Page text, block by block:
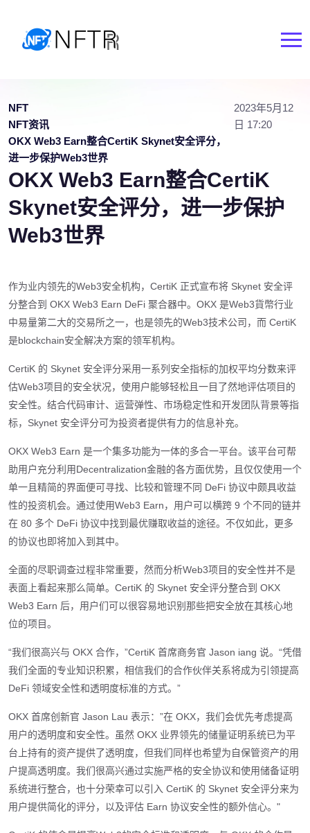
NFT
NFT资讯
OKX Web3 Earn整合CertiK Skynet安全评分，
进一步保护Web3世界
2023年5月12
日 17:20
OKX Web3 Earn整合CertiK
Skynet安全评分，进一步保护
Web3世界
作为业内领先的Web3安全机构，CertiK 正式宣布将 Skynet 安全评
分整合到 OKX Web3 Earn DeFi 聚合器中。OKX 是Web3貨幣行业
中易量第二大的交易所之一，也是领先的Web3技术公司，而 CertiK
是blockchain安全解决方案的领军机构。
CertiK 的 Skynet 安全评分采用一系列安全指标的加权平均分数来评
估Web3项目的安全状况，使用户能够轻松且一目了然地评估项目的
安全性。结合代码审计、运营弹性、市场稳定性和开发团队背景等指
标，Skynet 安全评分可为投资者提供有力的信息补充。
OKX Web3 Earn 是一个集多功能为一体的多合一平台。该平台可帮
助用户充分利用Decentralization金融的各方面优势，且仅仅使用一个
单一且精简的界面便可寻找、比较和管理不同 DeFi 协议中颇具收益
性的投资机会。通过使用Web3 Earn，用户可以横跨 9 个不同的链并
在 80 多个 DeFi 协议中找到最优赚取收益的途径。不仅如此，更多
的协议也即将加入到其中。
全面的尽职调查过程非常重要，然而分析Web3项目的安全性并不是
表面上看起来那么简单。CertiK 的 Skynet 安全评分整合到 OKX
Web3 Earn 后，用户们可以很容易地识别那些把安全放在其核心地
位的项目。
“我们很高兴与 OKX 合作，”CertiK 首席商务官 Jason iang 说。“凭借
我们全面的专业知识积累，相信我们的合作伙伴关系将成为引领提高
DeFi 领域安全性和透明度标准的方式。”
OKX 首席创新官 Jason Lau 表示：”在 OKX，我们会优先考虑提高
用户的透明度和安全性。虽然 OKX 业界领先的储量证明系统已为平
台上持有的资产提供了透明度，但我们同样也希望为自保管资产的用
户提高透明度。我们很高兴通过实施严格的安全协议和使用储备证明
系统进行整合，也十分荣幸可以引入 CertiK 的 Skynet 安全评分来为
用户提供简化的评分，以及评估 Earn 协议安全性的额外信心。"